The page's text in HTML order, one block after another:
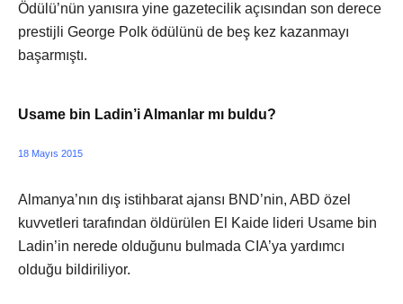
Ödülü’nün yanısıra yine gazetecilik açısından son derece
prestijli George Polk ödülünü de beş kez kazanmayı
başarmıştı.
Usame bin Ladin’i Almanlar mı buldu?
18 Mayıs 2015
Almanya’nın dış istihbarat ajansı BND’nin, ABD özel
kuvvetleri tarafından öldürülen El Kaide lideri Usame bin
Ladin’in nerede olduğunu bulmada CIA’ya yardımcı
olduğu bildiriliyor.